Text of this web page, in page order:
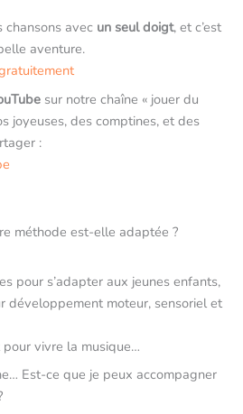
chansons avec un seul doigt, et c’est
aventure.
sur notre chaîne « jouer du
joyeuses, des comptines, et des
:
méthode est-elle adaptée ?
pour s’adapter aux jeunes enfants,
développement moteur, sensoriel et
pour vivre la musique…
Est-ce que je peux accompagner